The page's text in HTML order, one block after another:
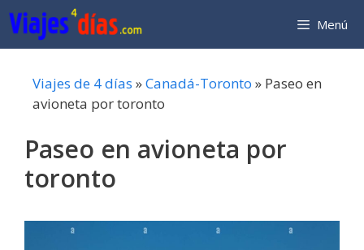
Saltar
al
contenido
Menú
Viajes de 4 días »Canadá-Toronto » Paseo en
avioneta por toronto
Paseo en avioneta por
toronto